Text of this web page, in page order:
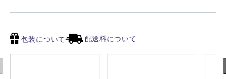
包装について 配送料について